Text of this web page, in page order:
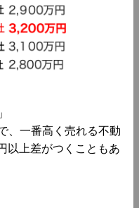
、一番高く売れる不動
以上差がつくこともあ